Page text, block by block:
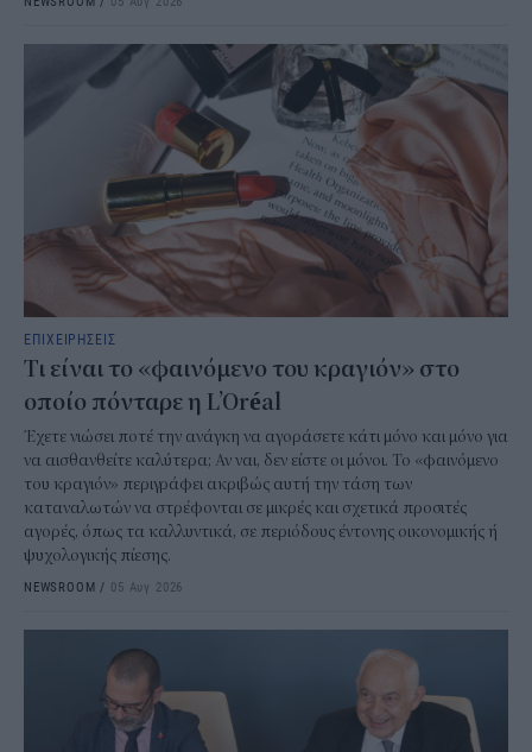
ΕΠΙΧΕΙΡΗΣΕΙΣ
Τι είναι το «φαινόμενο του κραγιόν» στο
οποίο πόνταρε η L’Oréal
Έχετε νιώσει ποτέ την ανάγκη να αγοράσετε κάτι μόνο και μόνο για
να αισθανθείτε καλύτερα; Αν ναι, δεν είστε οι μόνοι. Το «φαινόμενο
του κραγιόν» περιγράφει ακριβώς αυτή την τάση των
καταναλωτών να στρέφονται σε μικρές και σχετικά προσιτές
αγορές, όπως τα καλλυντικά, σε περιόδους έντονης οικονομικής ή
ψυχολογικής πίεσης.
NEWSROOM / 05 Αυγ 2026